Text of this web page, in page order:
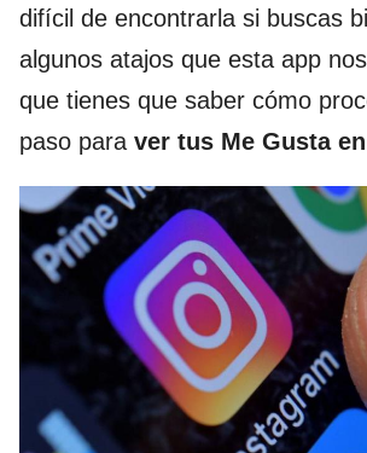
difícil de encontrarla si buscas
algunos atajos que esta app
que tienes que saber cómo
paso para ver tus Me Gusta